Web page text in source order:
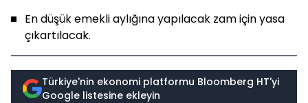
En düşük emekli aylığına yapılacak zam için yasa
çıkartılacak.
Türkiye'nin ekonomi platformu Bloomberg HT'yi
Google listesine ekleyin